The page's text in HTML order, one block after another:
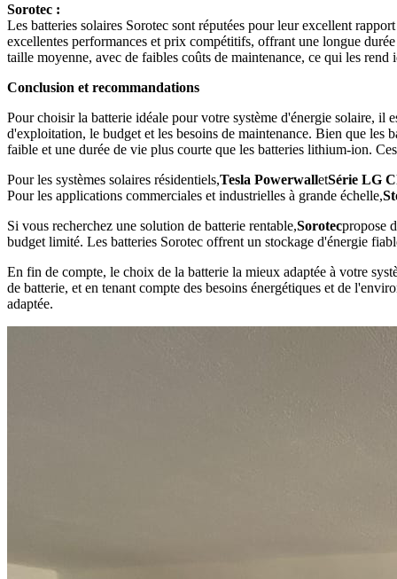
Sorotec :
Les batteries solaires Sorotec sont réputées pour leur excellent
excellentes performances et prix compétitifs, offrant une longue
taille moyenne, avec de faibles coûts de maintenance, ce qui les
Conclusion et recommandations
Pour choisir la batterie idéale pour votre système d'énergie solaire, il
d'exploitation, le budget et les besoins de maintenance. Bien que les
faible et une durée de vie plus courte que les batteries lithium-ion.
Pour les systèmes solaires résidentiels,Tesla PowerwalletSérie LG
Pour les applications commerciales et industrielles à grande échelle,
Si vous recherchez une solution de batterie rentable,Sorotecpropose
budget limité. Les batteries Sorotec offrent un stockage d'énergie
En fin de compte, le choix de la batterie la mieux adaptée à votre
de batterie, et en tenant compte des besoins énergétiques et de
adaptée.